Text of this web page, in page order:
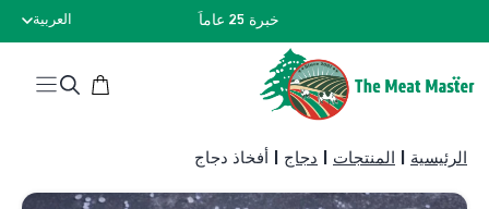
خبرة 25 عاماً العربية
الرئيسية المنتجات دجاج أفخاذ دجاج